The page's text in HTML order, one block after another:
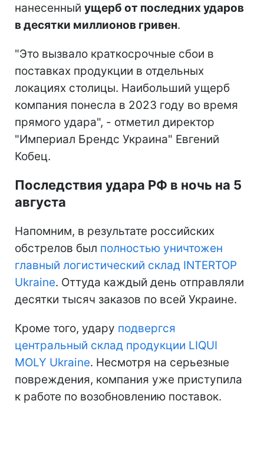
нанесенный ущерб от последних ударов
в десятки миллионов гривен.
"Это вызвало краткосрочные сбои в
поставках продукции в отдельных
локациях столицы. Наибольший ущерб
компания понесла в 2023 году во время
прямого удара", - отметил директор
"Империал Брендс Украина" Евгений
Кобец.
Последствия удара РФ в ночь на 5
августа
Напомним, в результате российских
обстрелов был полностью уничтожен
главный логистический склад INTERTOP
Ukraine. Оттуда каждый день отправляли
десятки тысяч заказов по всей Украине.
Кроме того, удару подвергся
центральный склад продукции LIQUI
MOLY Ukraine. Несмотря на серьезные
повреждения, компания уже приступила
к работе по возобновлению поставок.